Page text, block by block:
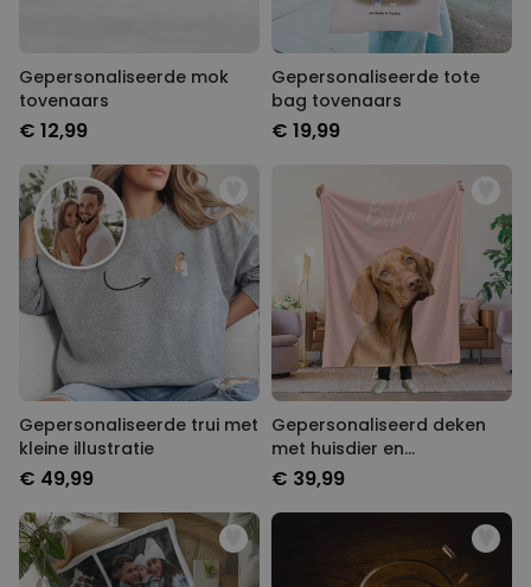
Gepersonaliseerde mok
tovenaars
€ 12,99
Gepersonaliseerde tote
bag tovenaars
€ 19,99
Gepersonaliseerde trui met
kleine illustratie
€ 49,99
Gepersonaliseerd deken
met huisdier en
achtergrond
€ 39,99